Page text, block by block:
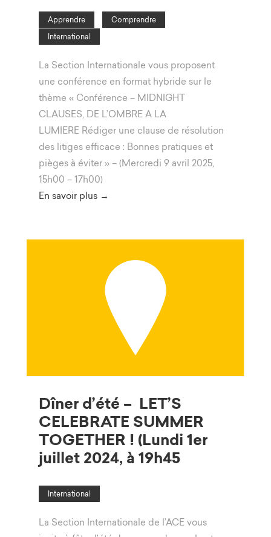
Apprendre
Comprendre
International
La Section Internationale vous proposent
une conférence en format hybride sur le
thème « Conférence – MIDNIGHT
CLAUSES, DE L’OMBRE A LA
LUMIERE Rédiger une clause de résolution
des litiges efficace : Bonnes pratiques et
pièges à éviter » – (Mercredi 9 avril 2025,
15h00 – 17h00)
En savoir plus →
Dîner d’été – LET’S
CELEBRATE SUMMER
TOGETHER ! (Lundi 1er
juillet 2024, à 19h45
International
La Section Internationale de l’ACE vous